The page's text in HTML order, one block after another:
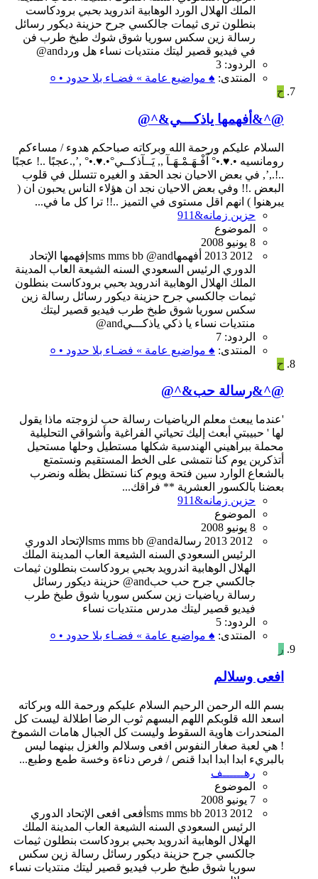
الملك الهلال الورد الوهابية اندرويدبحبي برودكاست
بنطلون ترى ثيمات جالكسي جرح حزينة ديكور رسائل
رسالة زين سكس سوريا شوق شوك طبخ طرب فن
في فيديو قصير ليتك منتديات نساء هل وردand@
الردود: 3
المنتدى: ♠ مواضيع عامة » فضـاء بلا حدود • ०
ح
@^&أفهمها ياذكـــي&^@
السلام عليكم ورحمة الله وبركاته صباحكم هدوء / مساءكم
رومانسيه •.♥.•° آَفْـهَـمْـهَـآ ,, يَــآذكــي°•.♥.•° ,’,.عجبًا ..! عجبًا
..!.,’, في بعض الاحيان نجد الحقد و الغيره تتسلل في قلوب
البعض .!! وفي بعض الاحيان نجد ان هؤلاء الناس يحبون ان (
يبرهنوا ) انهم اقل مستوى في التميز ..!! ترا كل ما في...
حزين زمانه&911
الموضوع
8 يونيو 2008
2012
2013
bb
mms
sms إفهمها الإتحاد
الدوري الرئيس السعودي السنه الشيعة العاب المدينة
الملك الهلال الوهابية اندرويدبحبي برودكاست بنطلون
ثيمات جالكسي جرح حزينة ديكور رسائل رسالة زين
سكس سوريا شوق طبخ طرب فيديو قصير ليتك
منتديات نساء يا ذكي ياذكـــيand@
الردود: 7
المنتدى: ♠ مواضيع عامة » فضـاء بلا حدود • ०
ح
@^&رسالة حب&^@
'عندما يبعث معلم الرياضيات رسالة حب لزوجته ماذا يقول
لها ' حبيبتي أبعث إليك تحياتي الفراغية وأشواقي التحليلية
محملة ببراهيني الهندسية شكلها مستطيل وحلها مستحيل
أتذكرين يوم كنا نتمشى على الخط المستقيم ونستمتع
بالشعاع الوارد سين فتحة ويوم كنا نستظل بظله ونضرب
بعضنا بالكسور العشرية ** فراقك...
حزين زمانه&911
الموضوع
8 يونيو 2008
2012
2013
bb
mms
sms الإتحاد الدوري
الرئيس السعودي السنه الشيعة العاب المدينة الملك
الهلال الوهابية اندرويدبحبي برودكاست بنطلون ثيمات
جالكسي جرح حب حبand@ حزينة ديكور رسائل
رسالة رياضيات زين سكس سوريا شوق طبخ طرب
فيديو قصير ليتك مدرس منتديات نساء
الردود: 5
المنتدى: ♠ مواضيع عامة » فضـاء بلا حدود • ०
ر
افعى وسلالم
بسم الله الرحمن الرحيم السلام عليكم ورحمة الله وبركاته
اسعد الله قلوبكم اللهم البسهم ثوب الرضا اطلالة ليست كل
المنحدرات هاوية السقوط وليست كل الجبال هامات الشموخ
! هي لعبة صغار النفوس افعى وسلالم والغزل بينهما ليس
بالبريء ابدا ابدا ابدا قنص / فرص دناءة وخسة طمع وطبع...
رهــــــف
الموضوع
7 يونيو 2008
2012
2013
bb
mms
sms أفعى افعى الإتحاد الدوري
الرئيس السعودي السنه الشيعة العاب المدينة الملك
الهلال الوهابية اندرويدبحبي برودكاست بنطلون ثيمات
جالكسي جرح حزينة ديكور رسائل رسالة زين سكس
سوريا شوق طبخ طرب فيديو قصير ليتك منتديات نساء